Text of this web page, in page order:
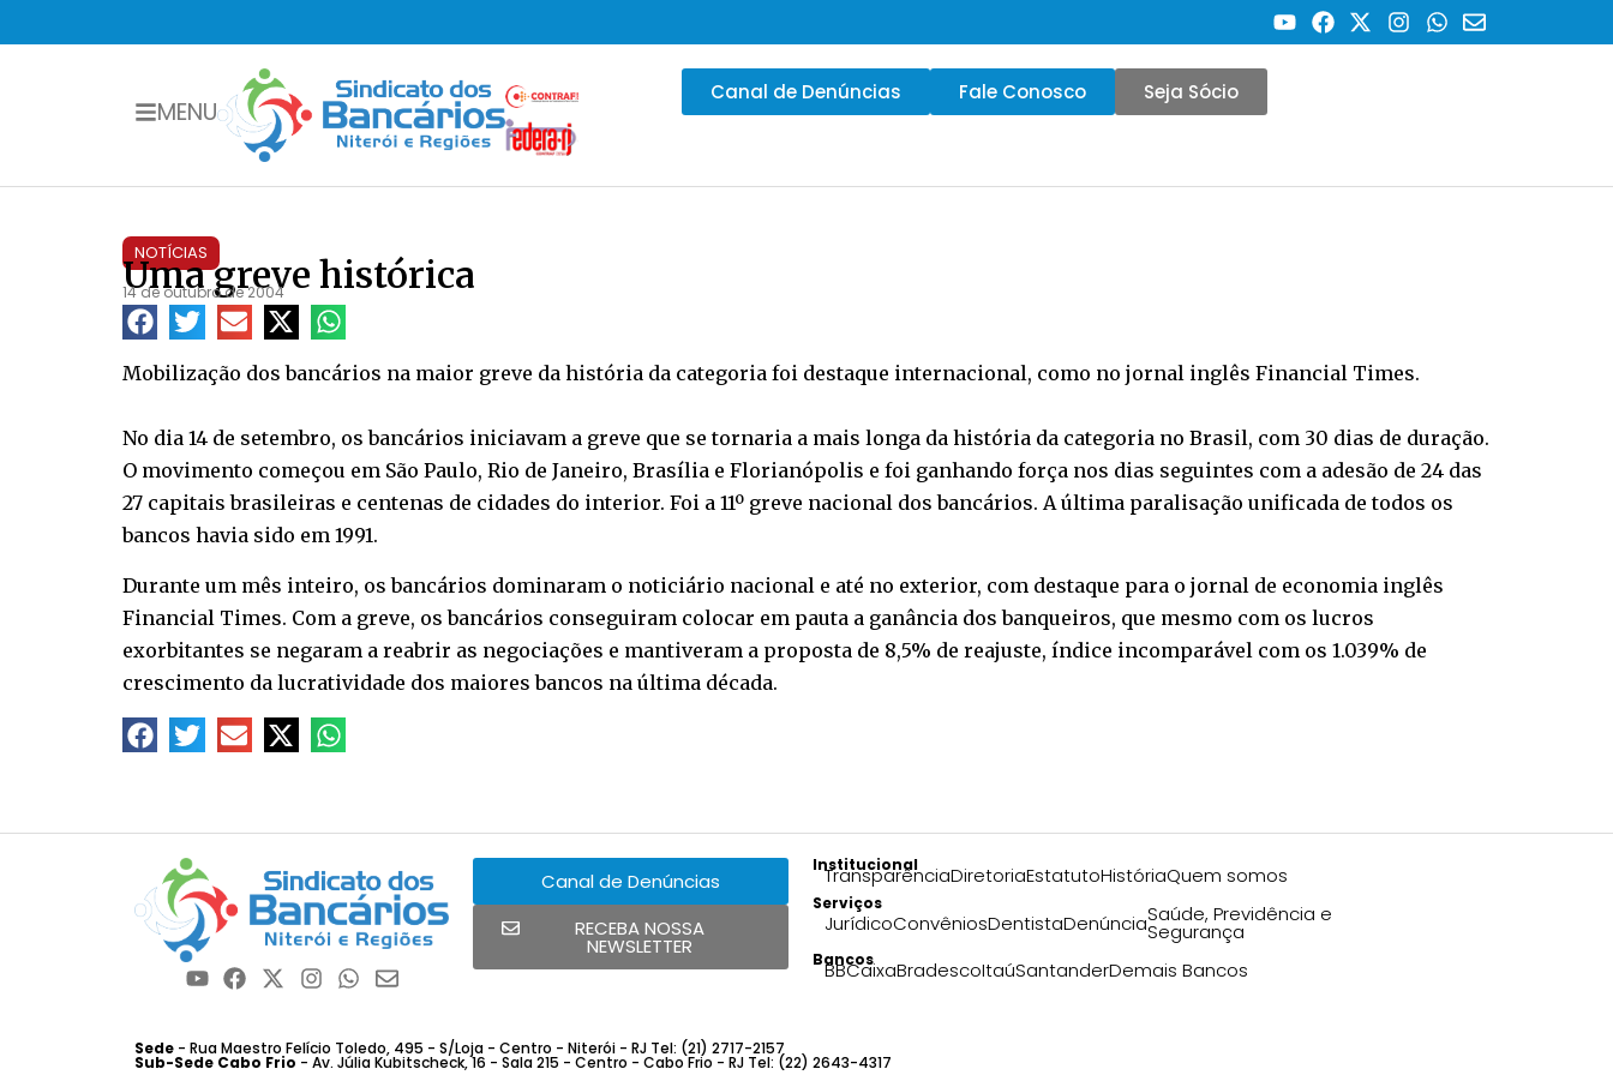
MENU
Canal de Denúncias Fale Conosco Seja Sócio
NOTÍCIAS
Uma greve histórica
14 de outubro de 2004
Mobilização dos bancários na maior greve da história da categoria foi destaque internacional, como no jornal inglês Financial Times.
No dia 14 de setembro, os bancários iniciavam a greve que se tornaria a mais longa da história da categoria no Brasil, com 30 dias de duração.
O movimento começou em São Paulo, Rio de Janeiro, Brasília e Florianópolis e foi ganhando força nos dias seguintes com a adesão de 24 das
27 capitais brasileiras e centenas de cidades do interior. Foi a 11º greve nacional dos bancários. A última paralisação unificada de todos os
bancos havia sido em 1991.
Durante um mês inteiro, os bancários dominaram o noticiário nacional e até no exterior, com destaque para o jornal de economia inglês
Financial Times. Com a greve, os bancários conseguiram colocar em pauta a ganância dos banqueiros, que mesmo com os lucros
exorbitantes se negaram a reabrir as negociações e mantiveram a proposta de 8,5% de reajuste, índice incomparável com os 1.039% de
crescimento da lucratividade dos maiores bancos na última década.
Canal de Denúncias
RECEBA NOSSA
NEWSLETTER
Institucional
TransparênciaDiretoriaEstatutoHistóriaQuem somos
Serviços
JurídicoConvêniosDentistaDenúnciaSaúde, Previdência e
Segurança
Bancos
BBCaixaBradescoItaúSantanderDemais Bancos
Sede - Rua Maestro Felício Toledo, 495 - S/Loja - Centro - Niterói - RJ Tel: (21) 2717-2157
Sub-Sede Cabo Frio - Av. Júlia Kubitscheck, 16 - Sala 215 - Centro - Cabo Frio - RJ Tel: (22) 2643-4317